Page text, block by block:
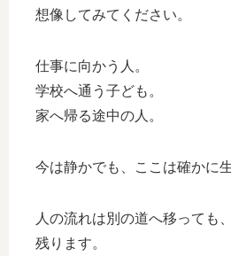
想像してみてください。
仕事に向かう人。
学校へ通う子ども。
家へ帰る途中の人。
今は静かでも、ここは確かに
人の流れは別の道へ移っても
残ります。